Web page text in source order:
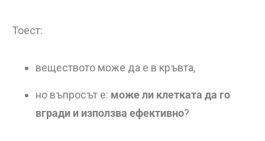
Тоест:
веществото може да е в кръвта,
но въпросът е: може ли клетката да го
вгради и използва ефективно?